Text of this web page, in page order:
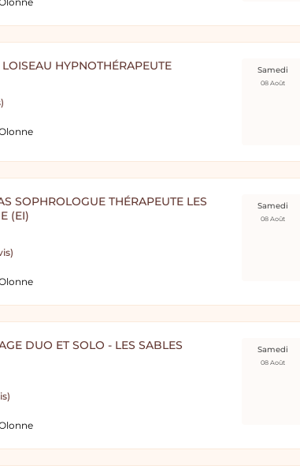
HYPNOTHÉRAPEUTE Samedi
08 Août
SOPHROLOGUE THÉRAPEUTE LES
(EI)
Samedi
08 Août
DUO ET SOLO - LES SABLES
Samedi
08 Août